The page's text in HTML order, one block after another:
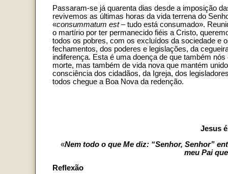
Passaram-se já quarenta dias desde a imposição
revivemos as últimas horas da vida terrena do
«consummatum est– tudo está consumado».
o martírio por ter permanecido fiéis a Cristo,
todos os pobres, com os excluídos da sociedade e
fechamentos, dos poderes e legislações, da
indiferença. Esta é uma doença de que também
morte, mas também de vida nova que mantém
consciência dos cidadãos, da Igreja, dos
todos chegue a Boa Nova da redenção.
Jesus
«Nem todo o que Me diz: “Senhor, Senhor”
meu Pai
Reflexão